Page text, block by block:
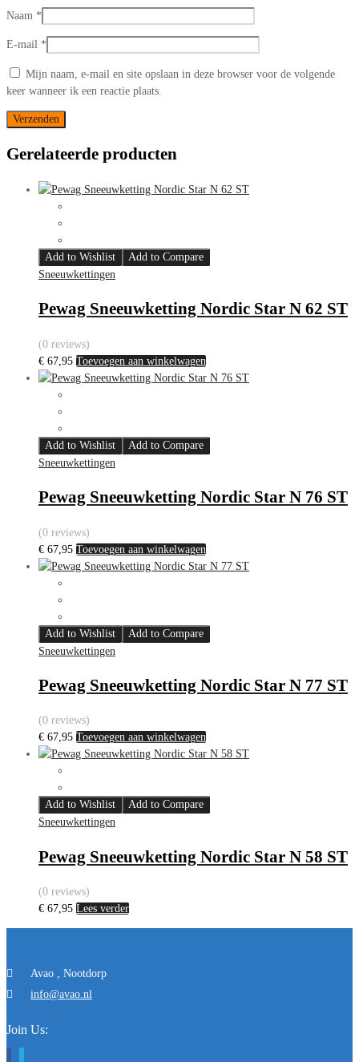
Naam *
E-mail *
Mijn naam, e-mail en site opslaan in deze browser voor de volgende
keer wanneer ik een reactie plaats.
Gerelateerde producten
Add to Wishlist
Add to Compare
Sneeuwkettingen
Pewag Sneeuwketting Nordic Star N 62 ST
(0 reviews)
€ 67,95 Toevoegen aan winkelwagen
Add to Wishlist
Add to Compare
Sneeuwkettingen
Pewag Sneeuwketting Nordic Star N 76 ST
(0 reviews)
€ 67,95 Toevoegen aan winkelwagen
Add to Wishlist
Add to Compare
Sneeuwkettingen
Pewag Sneeuwketting Nordic Star N 77 ST
(0 reviews)
€ 67,95 Toevoegen aan winkelwagen
Add to Wishlist
Add to Compare
Sneeuwkettingen
Pewag Sneeuwketting Nordic Star N 58 ST
(0 reviews)
€ 67,95 Lees verder
Avao , Nootdorp
info@avao.nl
Join Us: